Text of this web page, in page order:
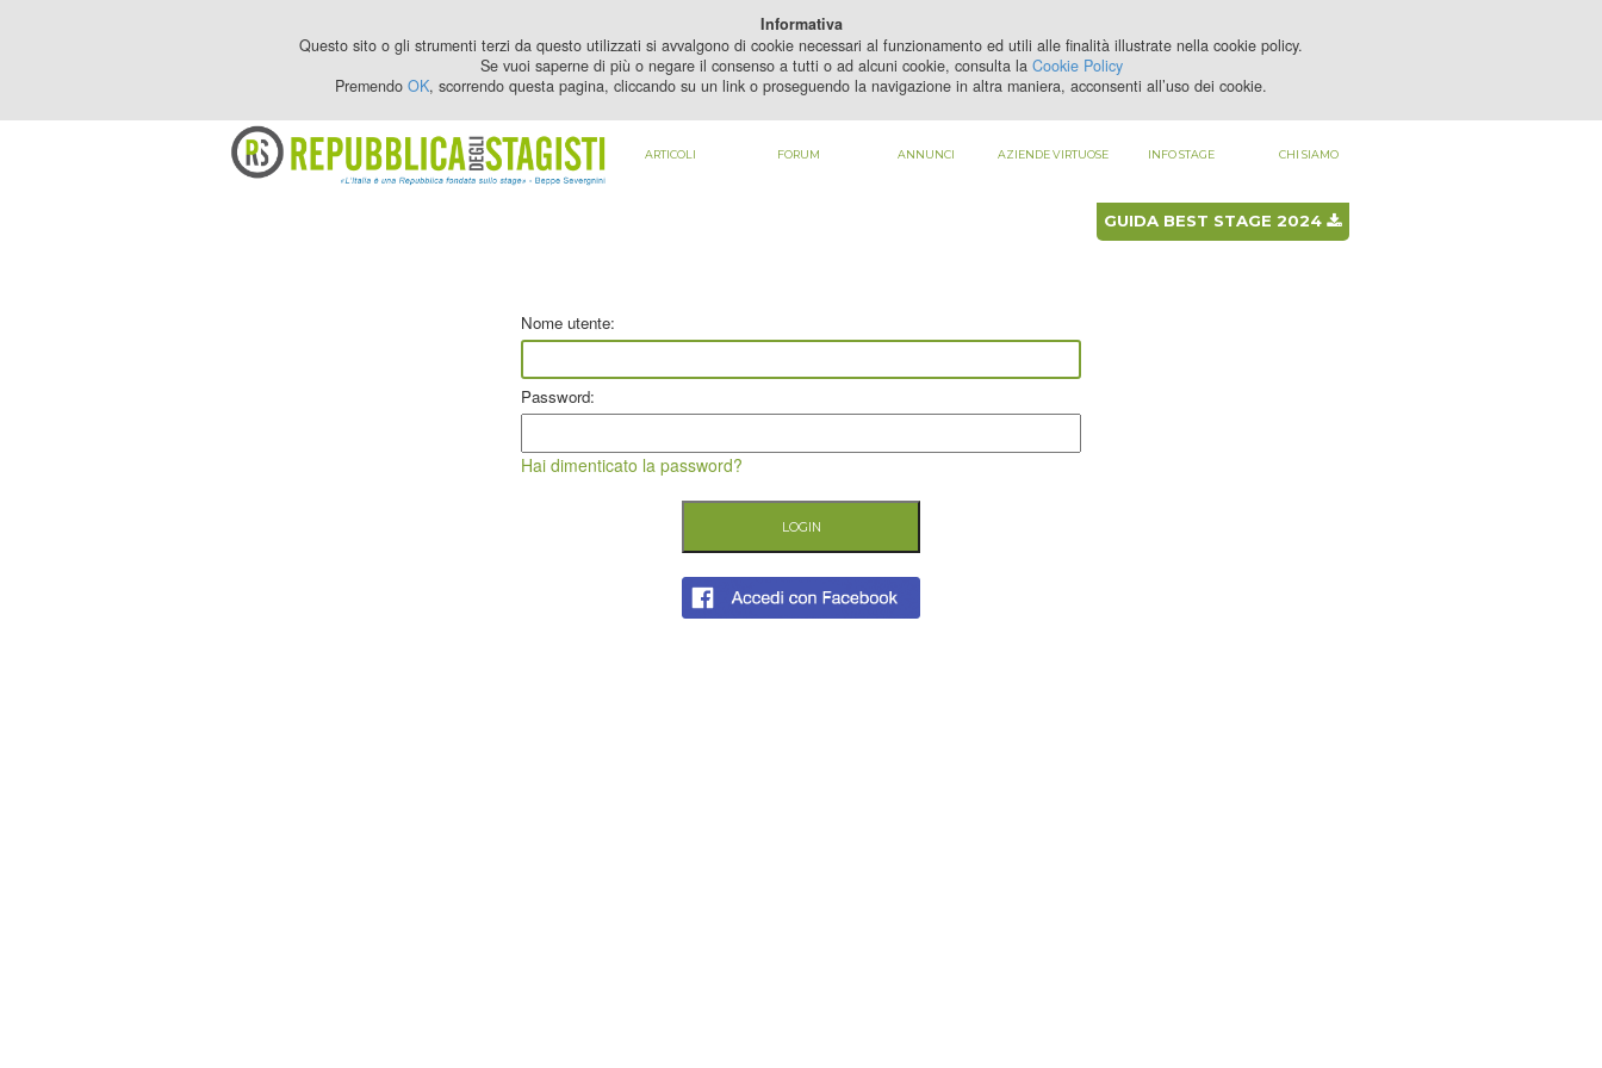
REGISTRATI
LOGIN
PER VEDERE QUESTO CONTENUTO DEVI
GUIDA BEST STAGE 2024
ARTICOLI FORUM ANNUNCI AZIENDE VIRTUOSE INFO STAGE CHI SIAMO
Nome utente:
Password:
Hai dimenticato la password?
Informativa
Questo sito o gli strumenti terzi da questo utilizzati si avvalgono di cookie necessari al funzionamento ed utili alle finalità illustrate nella cookie policy.
Se vuoi saperne di più o negare il consenso a tutti o ad alcuni cookie, consulta la Cookie Policy
Premendo OK, scorrendo questa pagina, cliccando su un link o proseguendo la navigazione in altra maniera, acconsenti all’uso dei cookie.